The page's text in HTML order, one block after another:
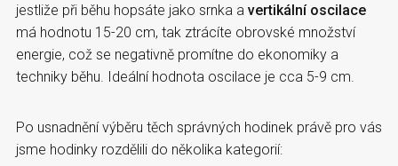
jestliže při běhu hopsáte jako srnka a vertikální oscilace
má hodnotu 15-20 cm, tak ztrácíte obrovské množství
energie, což se negativně promítne do ekonomiky a
techniky běhu. Ideální hodnota oscilace je cca 5-9 cm.
Po usnadnění výběru těch správných hodinek právě pro vás
jsme hodinky rozdělili do několika kategorií: